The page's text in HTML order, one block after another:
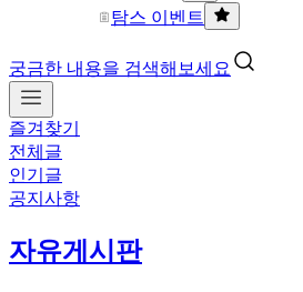
탐스 이벤트
궁금한 내용을 검색해보세요
즐겨찾기
전체글
인기글
공지사항
자유게시판